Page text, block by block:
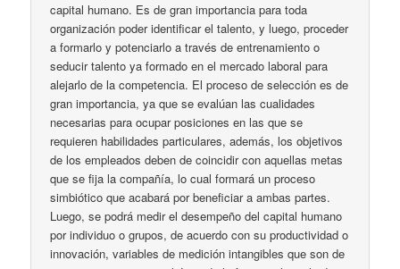
capital humano. Es de gran importancia para toda
organización poder identificar el talento, y luego, proceder
a formarlo y potenciarlo a través de entrenamiento o
seducir talento ya formado en el mercado laboral para
alejarlo de la competencia. El proceso de selección es de
gran importancia, ya que se evalúan las cualidades
necesarias para ocupar posiciones en las que se
requieren habilidades particulares, además, los objetivos
de los empleados deben de coincidir con aquellas metas
que se fija la compañía, lo cual formará un proceso
simbiótico que acabará por beneficiar a ambas partes.
Luego, se podrá medir el desempeño del capital humano
por individuo o grupos, de acuerdo con su productividad o
innovación, variables de medición intangibles que son de